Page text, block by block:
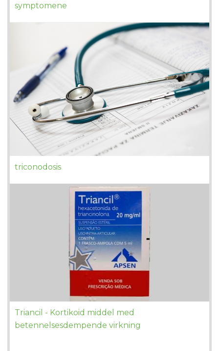
symptomene
triconodosis
Triancil - Kortikoid middel med
betennelsesdempende virkning